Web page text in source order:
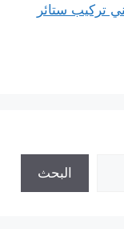
تركيب ستائر
البحث